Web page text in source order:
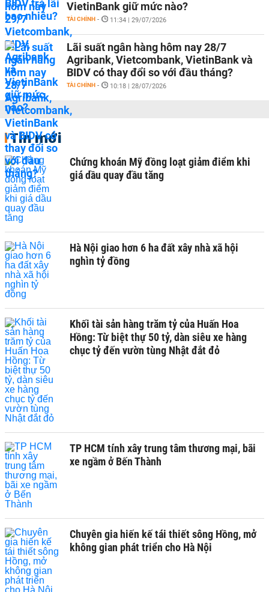
VietinBank giữ mức nào?
TÀI CHÍNH - 11:34 | 29/07/2026
Lãi suất ngân hàng hôm nay 28/7
Agribank, Vietcombank, VietinBank và
BIDV có thay đổi so với đầu tháng?
TÀI CHÍNH - 10:18 | 28/07/2026
Tin mới
Chứng khoán Mỹ đồng loạt giảm điểm khi
giá dầu quay đầu tăng
Hà Nội giao hơn 6 ha đất xây nhà xã hội
nghìn tỷ đồng
Khối tài sản hàng trăm tỷ của Huấn Hoa
Hồng: Từ biệt thự 50 tỷ, dàn siêu xe hàng
chục tỷ đến vườn tùng Nhật đắt đỏ
TP HCM tính xây trung tâm thương mại, bãi
xe ngầm ở Bến Thành
Chuyên gia hiến kế tái thiết sông Hồng, mở
không gian phát triển cho Hà Nội